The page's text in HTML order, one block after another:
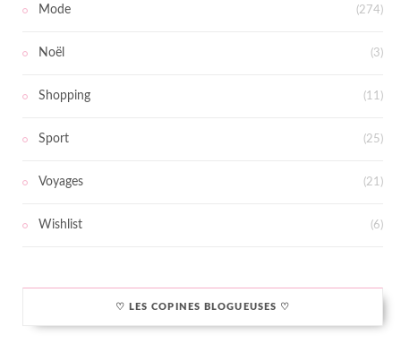
Mode (274)
Noël (3)
Shopping (11)
Sport (25)
Voyages (21)
Wishlist (6)
♡ LES COPINES BLOGUEUSES ♡